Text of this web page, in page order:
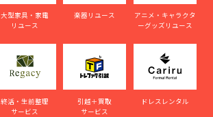
大型家具・家電
リユース
楽器リユース
アニメ・キャラクタ
ーグッズリユース
終活・生前整理
サービス
引越＋買取
サービス
ドレスレンタル